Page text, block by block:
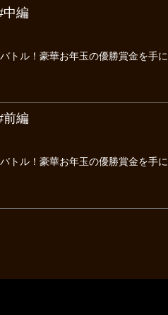
中編
トル！豪華お年玉の優勝賞金を手に
前編
トル！豪華お年玉の優勝賞金を手に